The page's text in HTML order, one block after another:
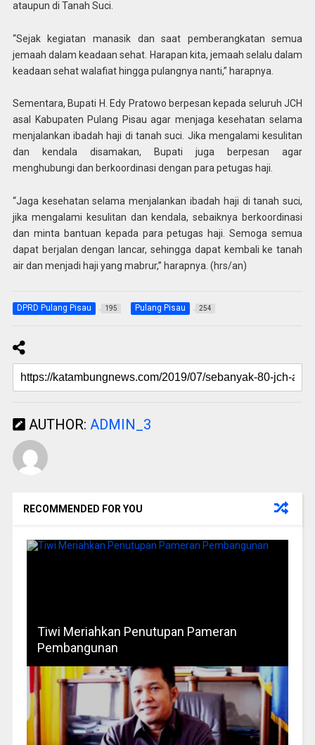
ataupun di Tanah Suci.
“Sejak kegiatan manasik dan saat pemberangkatan semua
jemaah dalam keadaan sehat. Harapan kita, jemaah selalu dalam
keadaan sehat walafiat hingga pulangnya nanti,” harapnya.
Sementara, Bupati H. Edy Pratowo berpesan kepada seluruh JCH
asal Kabupaten Pulang Pisau agar menjaga kesehatan selama
menjalankan ibadah haji di tanah suci. Jika mengalami kesulitan
dan kendala disamakan, Bupati juga berpesan agar
menghubungi dan berkoordinasi dengan para petugas haji.
“Jaga kesehatan selama menjalankan ibadah haji di tanah suci,
jika mengalami kesulitan dan kendala, sebaiknya berkoordinasi
dan minta bantuan kepada para petugas haji. Semoga semua
dapat berjalan dengan lancar, sehingga dapat kembali ke tanah
air dan menjadi haji yang mabrur,” harapnya. (hrs/an)
DPRD Pulang Pisau 195 Pulang Pisau 254
AUTHOR: ADMIN_3
RECOMMENDED FOR YOU
Tiwi Meriahkan Penutupan Pameran
Pembangunan